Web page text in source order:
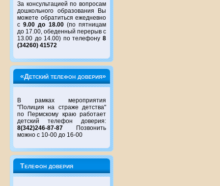
За консультацией по вопросам
дошкольного образования Вы
можете обратиться ежедневно
с9.00 до 18.00(по пятницам
до 17.00, обеденный перерыв с
13.00 до 14.00) по телефону 8
(34260) 41572
«Детский телефон доверия»
В рамках мероприятия
"Полиция на страже детства"
по Пермскому краю работает
детский телефон доверия:
8(342)246-87-87 Позвонить
можно с 10-00 до 16-00
Телефон доверия